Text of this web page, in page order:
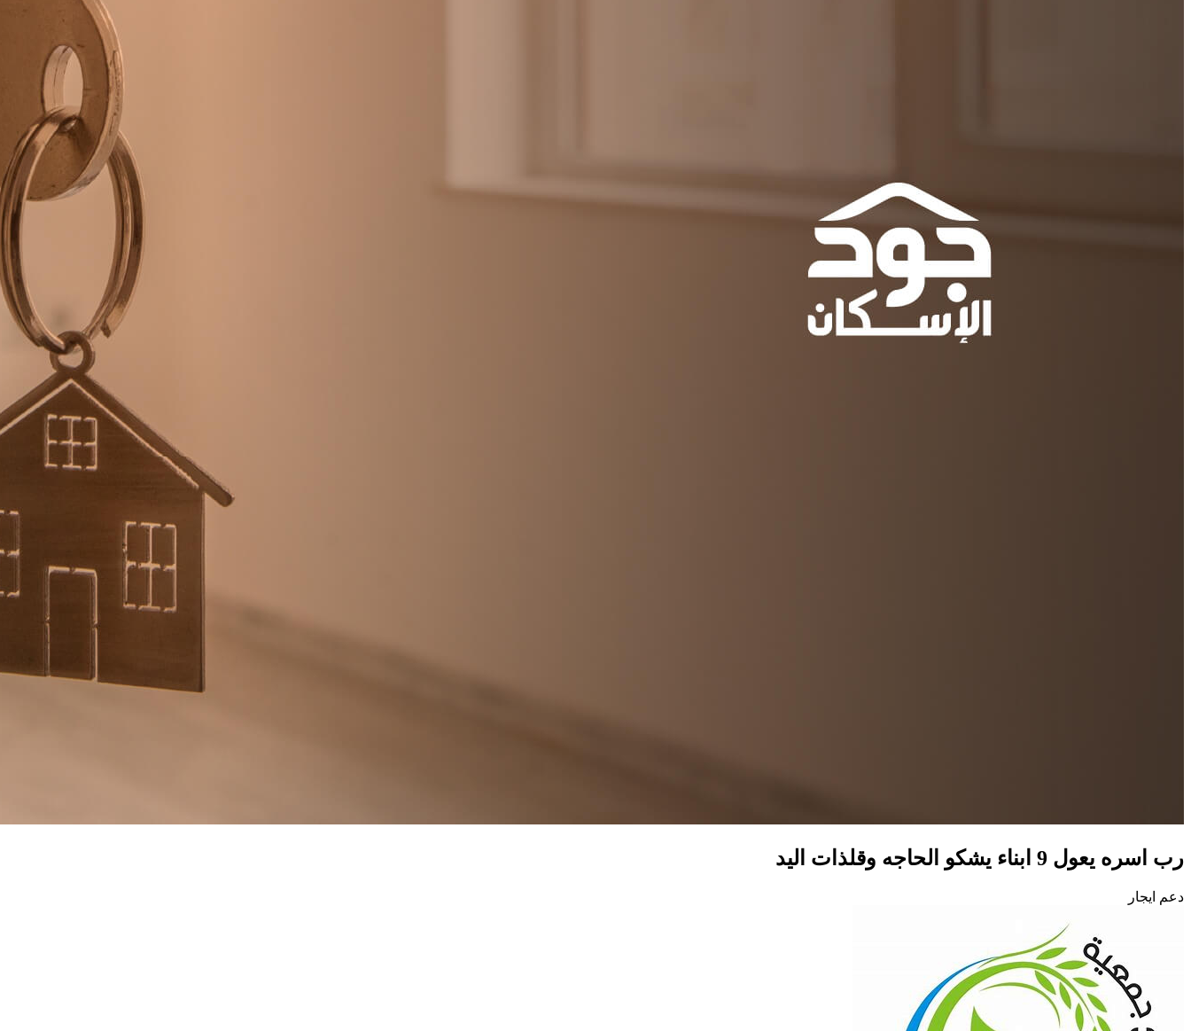
رب اسره يعول 9 ابناء يشكو الحاجه وقلذات اليد
دعم ايجار